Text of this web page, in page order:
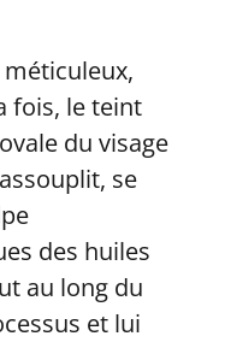
méticuleux,
fois, le teint
du visage
se
des huiles
au long du
et lui